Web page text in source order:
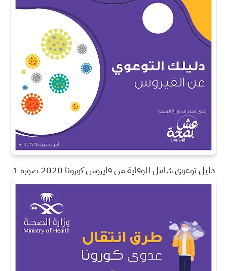
دليل توعوي شامل للوقاية من فايروس كورونا 2020 صورة 1